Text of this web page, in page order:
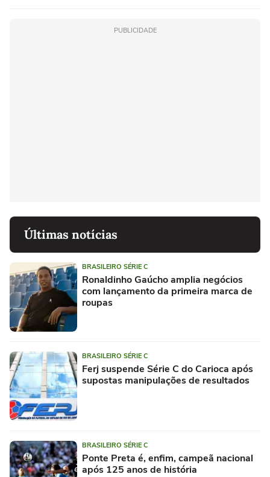
PUBLICIDADE
Últimas notícias
BRASILEIRO SÉRIE C
Ronaldinho Gaúcho amplia negócios
com lançamento da primeira marca de
roupas
BRASILEIRO SÉRIE C
Ferj suspende Série C do Carioca após
supostas manipulações de resultados
BRASILEIRO SÉRIE C
Ponte Preta é, enfim, campeã nacional
após 125 anos de história